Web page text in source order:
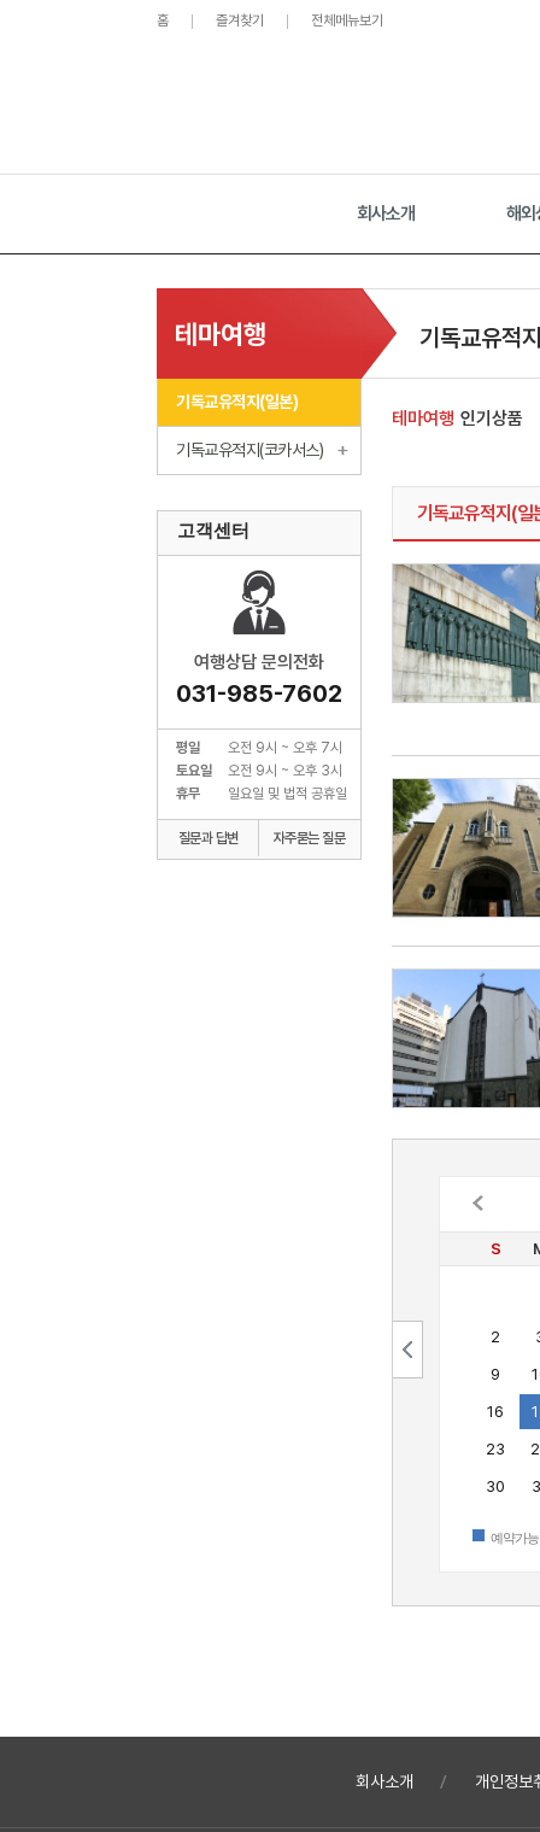
홈 즐겨찾기 전체메뉴보기
회사소개 해외
테마여행
기독교유적지(일본)
기독교유적지(코카서스)
고객센터
여행상담 문의전화
031-985-7602
평일
오전 9시 ~ 오후 7시
토요일
오전 9시 ~ 오후 3시
휴무
일요일 및 법적 공휴일
질문과 답변 자주묻는 질문
기독교유적
테마여행 인기상품
기독교유적지(일
S
2
9
16
23
30
예약가능
회사소개 개인정보